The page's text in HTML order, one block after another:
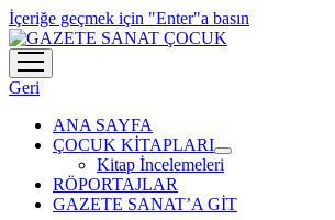
İçeriğe geçmek için "Enter"a basın
menüyü
aç
Geri
ANA SAYFA
ÇOCUK KİTAPLARI
menüyü
aç
Kitap İncelemeleri
RÖPORTAJLAR
GAZETE SANAT’A GİT